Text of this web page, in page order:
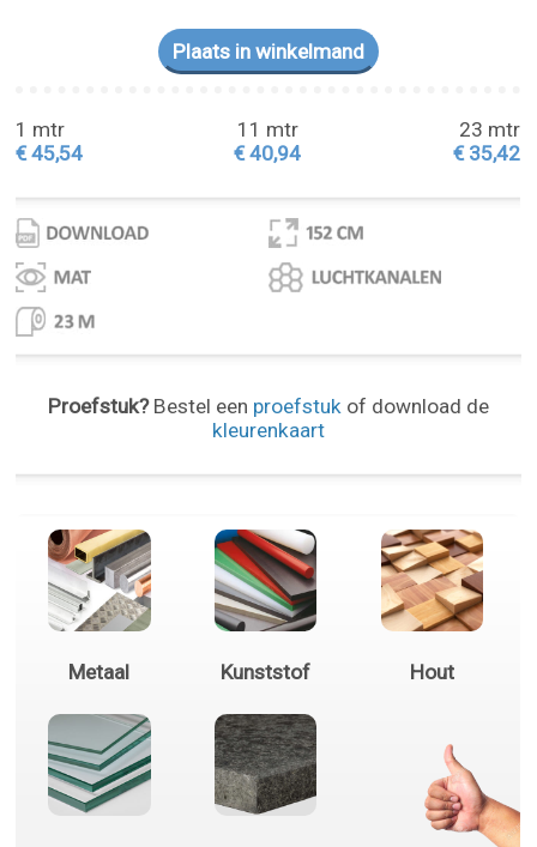
1 mtr
€ 45,54
11 mtr
€ 40,94
23 mtr
€ 35,42
Proefstuk?Bestel een proefstukof download de
kleurenkaart
Metaal Kunststof Hout